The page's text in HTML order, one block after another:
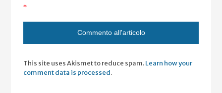
*
This site uses Akismet to reduce spam.Learn how your
comment data is processed.